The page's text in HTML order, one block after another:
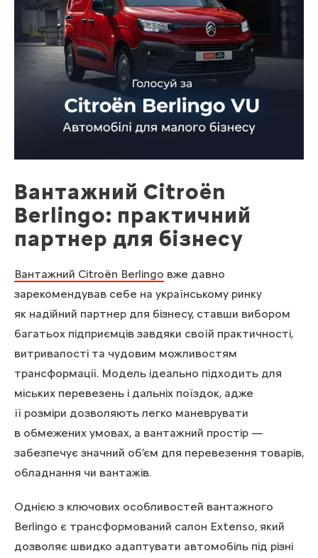
Вантажний Citroën
Berlingo: практичний
партнер для бізнесу
Вантажний Citroën Berlingo вже давно
зарекомендував себе на українському ринку
як надійний партнер для бізнесу, ставши вибором
багатьох підприємців завдяки своїй практичності,
витривалості та чудовим можливостям
трансформації. Модель ідеально підходить для
міських перевезень і дальніх поїздок, адже
її розміри дозволяють легко маневрувати
в обмежених умовах, а вантажний простір —
забезпечує значний об’єм для перевезення товарів,
обладнання чи вантажів.
Однією з ключових особливостей вантажного
Berlingo є трансформований салон Extenso, який
дозволяє швидко адаптувати автомобіль під різні